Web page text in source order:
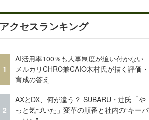
アクセスランキング
1
AI活用率100％も人事制度が追い付かない
メルカリCHRO兼CAIO木村氏が描く評価・
育成の答え
2
AXとDX、何が違う？ SUBARU・辻氏「や
っと気づいた」変革の順番と社内の“キーパ